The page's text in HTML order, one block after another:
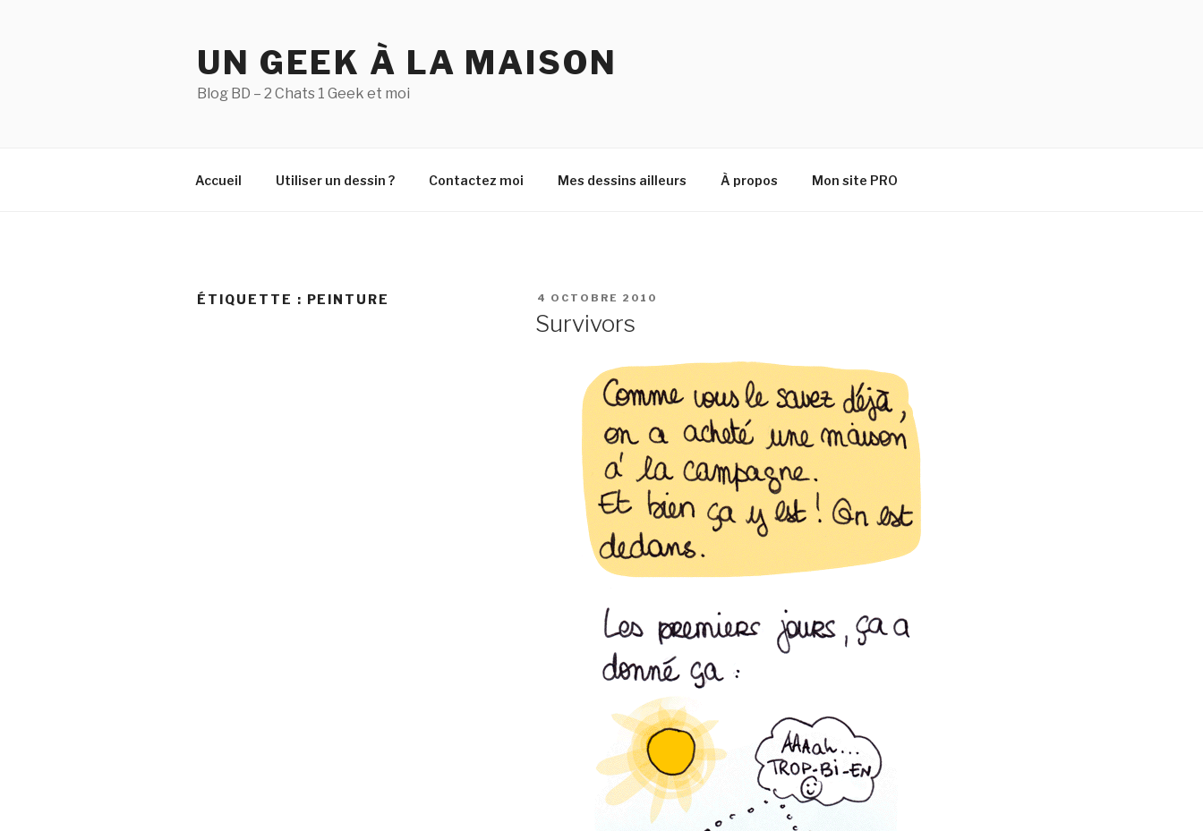
UN GEEK À LA MAISON
Blog BD – 2 Chats 1 Geek et moi
Accueil Utiliser un dessin ? Contactez moi Mes dessins ailleurs À propos Mon site PRO
ÉTIQUETTE : PEINTURE
PUBLIÉ
4 OCTOBRE 2010
Survivors